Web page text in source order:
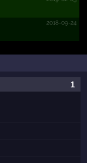
2018-09-24
1